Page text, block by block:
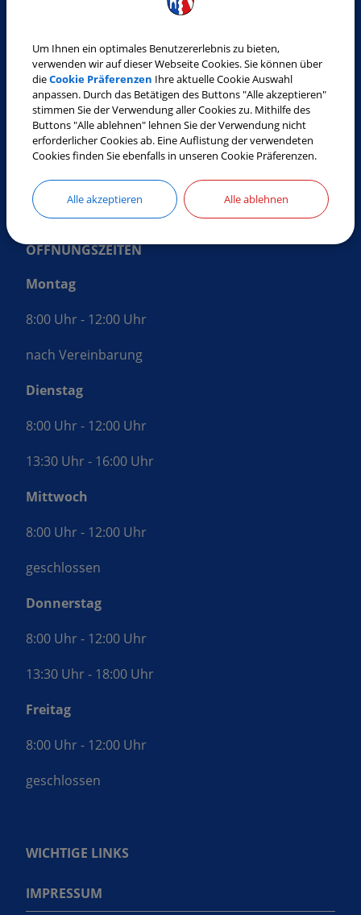
Gemeinde Laberweinting
Landshuter Straße 32
84082 Laberweinting
Tel.:08772 9619-0
Fax:08772 9619-30
Web:
www.laberweinting.de
ÖFFNUNGSZEITEN
Montag
8:00 Uhr - 12:00 Uhr
nach Vereinbarung
Dienstag
8:00 Uhr - 12:00 Uhr
13:30 Uhr - 16:00 Uhr
Mittwoch
8:00 Uhr - 12:00 Uhr
geschlossen
Donnerstag
8:00 Uhr - 12:00 Uhr
13:30 Uhr - 18:00 Uhr
Freitag
8:00 Uhr - 12:00 Uhr
geschlossen
WICHTIGE LINKS
IMPRESSUM
Um Ihnen ein optimales Benutzererlebnis zu bieten,
verwenden wir auf dieser Webseite Cookies. Sie können über
dieCookie Präferenzen Ihre aktuelle Cookie Auswahl
anpassen. Durch das Betätigen des Buttons "Alle akzeptieren"
stimmen Sie der Verwendung aller Cookies zu. Mithilfe des
Buttons "Alle ablehnen" lehnen Sie der Verwendung nicht
erforderlicher Cookies ab. Eine Auflistung der verwendeten
Cookies finden Sie ebenfalls in unseren Cookie Präferenzen.
Alle akzeptieren Alle ablehnen